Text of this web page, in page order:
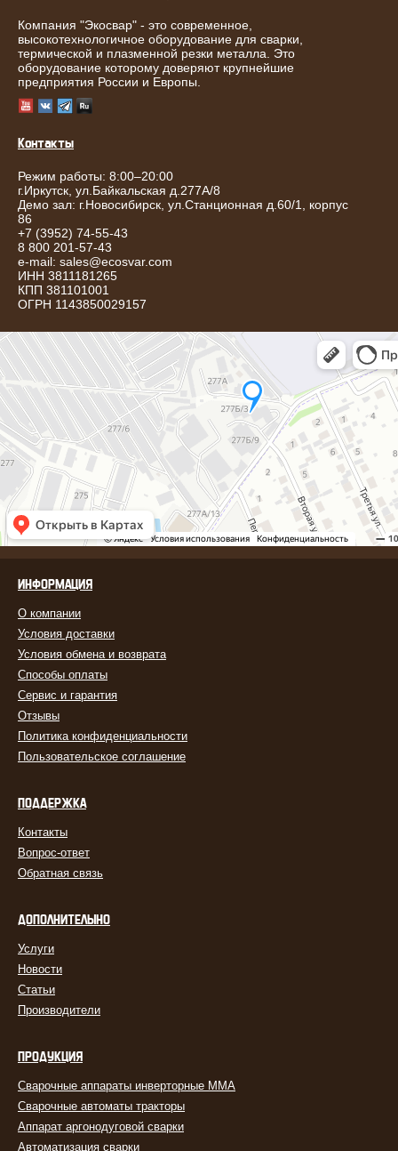
Компания "Экосвар" - это современное,
высокотехнологичное оборудование для сварки,
термической и плазменной резки металла. Это
оборудование которому доверяют крупнейшие
предприятия России и Европы.
Контакты
Режим работы: 8:00–20:00
г.Иркутск ул.Байкальская д.277А/8
Демо зал: г.Новосибирск, ул.Станционная д.60/1, корпус
86
+7 (3952) 74-55-43
8 800 201-57-43
e-mail: sales@ecosvar.com
ИНН 3811181265
КПП 381101001
ОГРН 1143850029157
ИНФОРМАЦИЯ
О компании
Условия доставки
Условия обмена и возврата
Способы оплаты
Сервис и гарантия
Отзывы
Политика конфиденциальности
Пользовательское соглашение
ПОДДЕРЖКА
Контакты
Вопрос-ответ
Обратная связь
ДОПОЛНИТЕЛЬНО
Услуги
Новости
Статьи
Производители
ПРОДУКЦИЯ
Сварочные аппараты инверторные MMA
Сварочные автоматы тракторы
Аппарат аргонодуговой сварки
Автоматизация сварки